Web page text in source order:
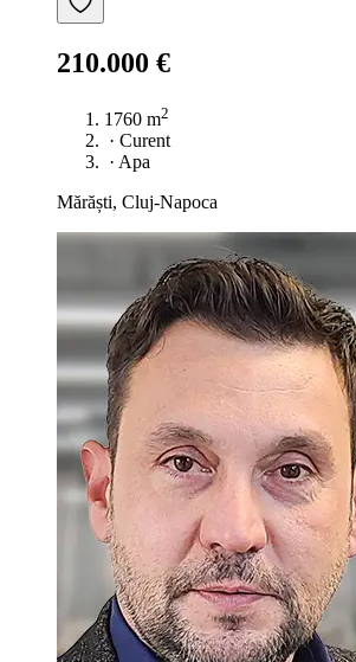
210.000 €
1760 m2
· Curent
· Apa
Mărăști, Cluj-Napoca